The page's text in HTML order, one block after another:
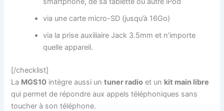
via une carte micro-SD (jusqu’à 16Go)
via la prise auxiliaire Jack 3.5mm et n’importe
quelle appareil.
[/checklist]
La MGS10 intègre aussi untuner radio et un kit main libre
qui permet de répondre aux appels téléphoniques sans
toucher à son téléphone.